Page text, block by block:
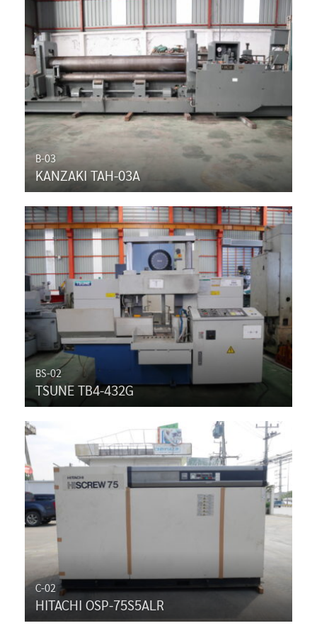
B-03
KANZAKI TAH-03A
BS-02
TSUNE TB4-432G
C-02
HITACHI OSP-75S5ALR